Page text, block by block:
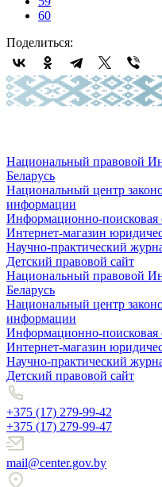
60
Поделиться:
Национальный правовой
Беларусь
Национальный центр
информации
Информационно-
Интернет-магазин
Научно-практический
Детский правовой сайт
Национальный правовой
Беларусь
Национальный центр
информации
Информационно-
Интернет-магазин
Научно-практический
Детский правовой сайт
+375 (17) 279-99-42
+375 (17) 279-99-47
mail@center.gov.by